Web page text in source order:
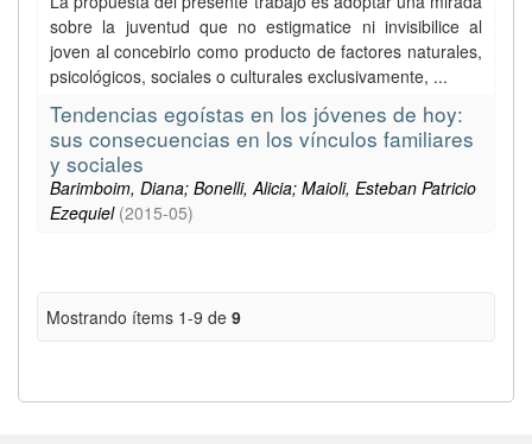
sobre la juventud que no estigmatice ni invisibilice al
joven al concebirlo como producto de factores naturales,
psicológicos, sociales o culturales exclusivamente, ...
Tendencias egoístas en los jóvenes de hoy:
sus consecuencias en los vínculos familiares
y sociales
Barimboim, Diana; Bonelli, Alicia; Maioli, Esteban Patricio
Ezequiel (2015-05)
Mostrando ítems 1-9 de 9